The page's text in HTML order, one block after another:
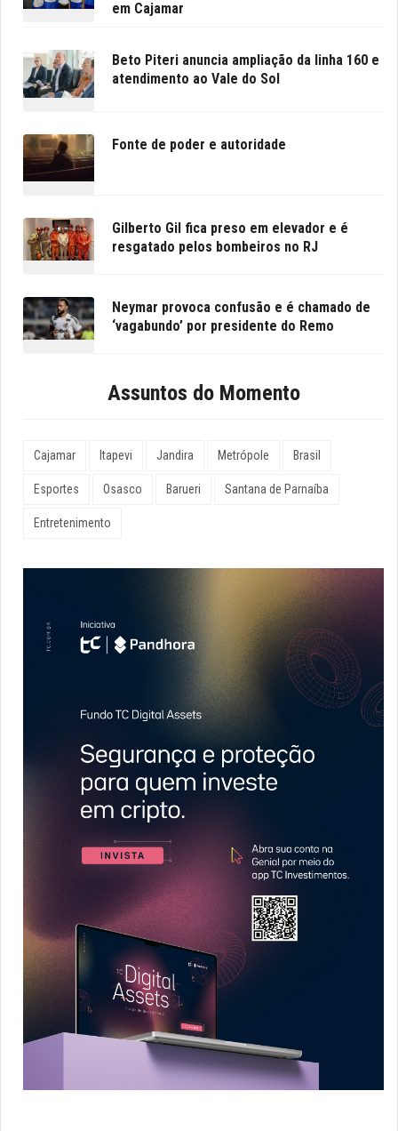
em Cajamar
Beto Piteri anuncia ampliação da linha 160 e
atendimento ao Vale do Sol
Fonte de poder e autoridade
Gilberto Gil fica preso em elevador e é
resgatado pelos bombeiros no RJ
Neymar provoca confusão e é chamado de
‘vagabundo’ por presidente do Remo
Assuntos do Momento
Cajamar Itapevi Jandira Metrópole Brasil
Esportes Osasco Barueri Santana de Parnaíba
Entretenimento